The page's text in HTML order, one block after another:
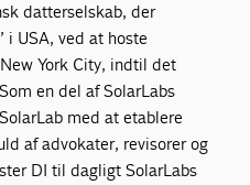
datterselskab, der
i USA, ved at hoste
York City, indtil det
en del af SolarLabs
med at etablere
af advokater, revisorer og
DI til dagligt SolarLabs